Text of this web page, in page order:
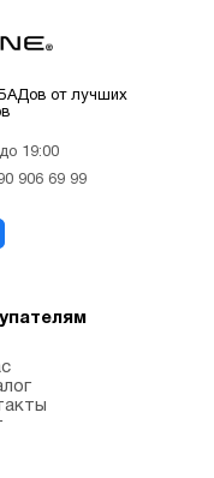
от лучших
19:00
906 69 99